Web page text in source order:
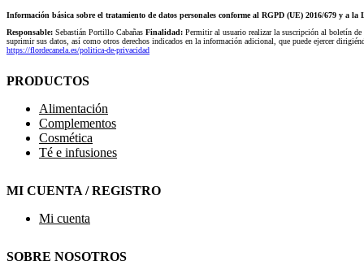
Información básica sobre el tratamiento de datos personales conforme al RGPD (UE) 2016/679 y a la
Responsable: Sebastián Portillo Cabañas Finalidad: Permitir al usuario realizar la suscripción al boletín
suprimir sus datos, así como otros derechos indicados en la información adicional, que puede ejercer
https://flordecanela.es/politica-de-privacidad
PRODUCTOS
Alimentación
Complementos
Cosmética
Té e infusiones
MI CUENTA / REGISTRO
Mi cuenta
SOBRE NOSOTROS